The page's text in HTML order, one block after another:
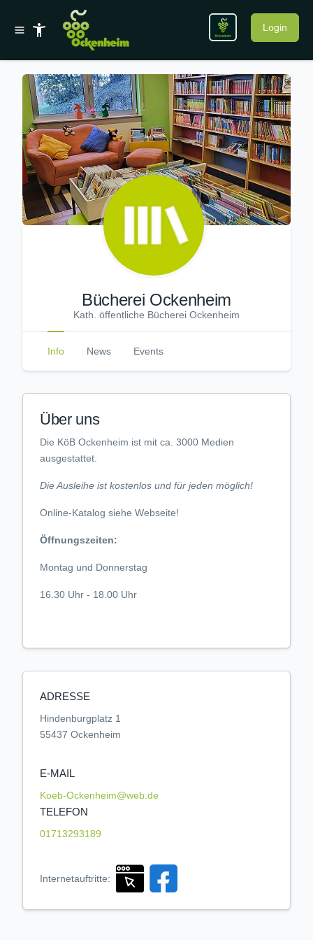
Login
Bücherei Ockenheim
Kath. öffentliche Bücherei Ockenheim
Info News Events
Über uns
Die KöB Ockenheim ist mit ca. 3000 Medien
ausgestattet.
Die Ausleihe ist kostenlos und für jeden möglich!
Online-Katalog siehe Webseite!
Öffnungszeiten:
Montag und Donnerstag
16.30 Uhr - 18.00 Uhr
ADRESSE
Hindenburgplatz 1
55437 Ockenheim
E-MAIL
Koeb-Ockenheim@web.de
TELEFON
01713293189
Internetauftritte: